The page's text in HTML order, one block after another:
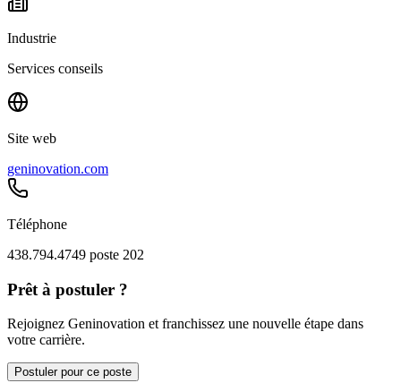
Industrie
Services conseils
Site web
geninovation.com
Téléphone
438.794.4749 poste 202
Prêt à postuler ?
Rejoignez Geninovation et franchissez une nouvelle étape dans
votre carrière.
Postuler pour ce poste